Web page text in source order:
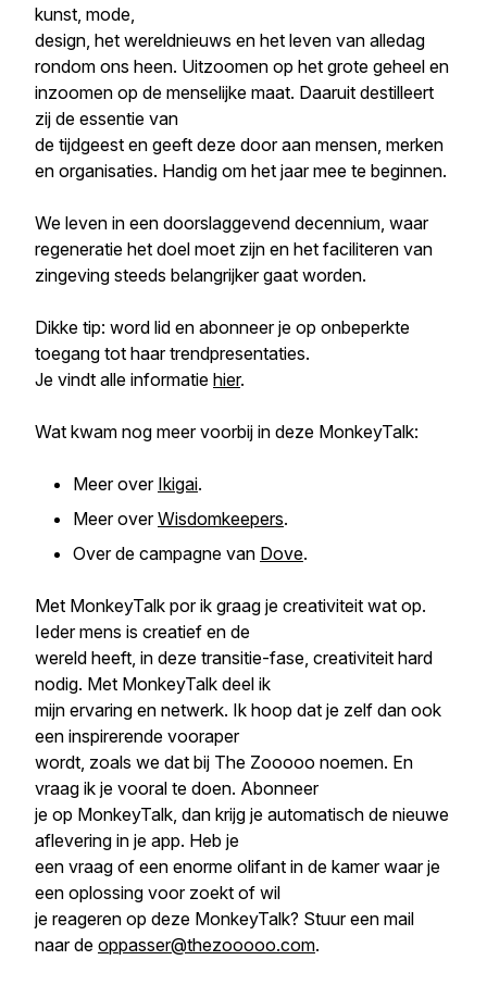
kunst, mode,
design, het wereldnieuws en het leven van alledag
rondom ons heen. Uitzoomen op het grote geheel en
inzoomen op de menselijke maat. Daaruit destilleert
zij de essentie van
de tijdgeest en geeft deze door aan mensen, merken
en organisaties. Handig om het jaar mee te beginnen.
We leven in een doorslaggevend decennium, waar
regeneratie het doel moet zijn en het faciliteren van
zingeving steeds belangrijker gaat worden.
Dikke tip: word lid en abonneer je op onbeperkte
toegang tot haar trendpresentaties.
Je vindt alle informatie hier.
Wat kwam nog meer voorbij in deze MonkeyTalk:
Meer over Ikigai.
Meer overWisdomkeepers.
Over de campagne van Dove.
Met MonkeyTalk por ik graag je creativiteit wat op.
Ieder mens is creatief en de
wereld heeft, in deze transitie-fase, creativiteit hard
nodig. Met MonkeyTalk deel ik
mijn ervaring en netwerk. Ik hoop dat je zelf dan ook
een inspirerende vooraper
wordt, zoals we dat bij The Zooooo noemen. En
vraag ik je vooral te doen. Abonneer
je op MonkeyTalk, dan krijg je automatisch de nieuwe
aflevering in je app. Heb je
een vraag of een enorme olifant in de kamer waar je
een oplossing voor zoekt of wil
je reageren op deze MonkeyTalk? Stuur een mail
naar de oppasser@thezooooo.com.